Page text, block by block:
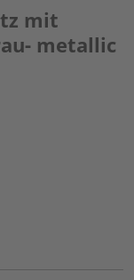
mit
metallic